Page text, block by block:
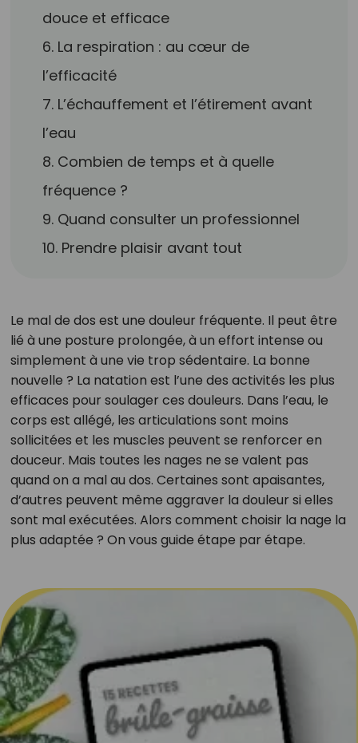
douce et efficace
6. La respiration : au cœur de
l’efficacité
7. L’échauffement et l’étirement avant
l’eau
8. Combien de temps et à quelle
fréquence ?
9. Quand consulter un professionnel
10. Prendre plaisir avant tout
Le mal de dos est une douleur fréquente. Il peut être
lié à une posture prolongée, à un effort intense ou
simplement à une vie trop sédentaire. La bonne
nouvelle ? La natation est l’une des activités les plus
efficaces pour soulager ces douleurs. Dans l’eau, le
corps est allégé, les articulations sont moins
sollicitées et les muscles peuvent se renforcer en
douceur. Mais toutes les nages ne se valent pas
quand on a mal au dos. Certaines sont apaisantes,
d’autres peuvent même aggraver la douleur si elles
sont mal exécutées. Alors comment choisir la nage la
plus adaptée ? On vous guide étape par étape.